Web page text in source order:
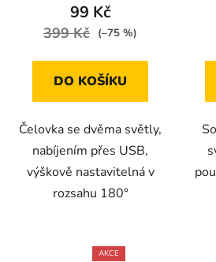
99 Kč
399 Kč (–75 %)
DO KOŠÍKU
Čelovka se dvěma světly,
nabíjením přes USB,
výškově nastavitelná v
rozsahu 180°
AKCE